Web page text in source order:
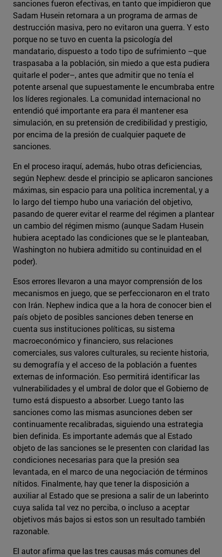
sanciones fueron efectivas, en tanto que impidieron que
Sadam Husein retornara a un programa de armas de
destrucción masiva, pero no evitaron una guerra. Y esto
porque no se tuvo en cuenta la psicología del
mandatario, dispuesto a todo tipo de sufrimiento –que
traspasaba a la población, sin miedo a que esta pudiera
quitarle el poder–, antes que admitir que no tenía el
potente arsenal que supuestamente le encumbraba entre
los líderes regionales. La comunidad internacional no
entendió qué importante era para él mantener esa
simulación, en su pretensión de credibilidad y prestigio,
por encima de la presión de cualquier paquete de
sanciones.
En el proceso iraquí, además, hubo otras deficiencias,
según Nephew: desde el principio se aplicaron sanciones
máximas, sin espacio para una política incremental, y a
lo largo del tiempo hubo una variación del objetivo,
pasando de querer evitar el rearme del régimen a plantear
un cambio del régimen mismo (aunque Sadam Husein
hubiera aceptado las condiciones que se le planteaban,
Washington no hubiera admitido su continuidad en el
poder).
Esos errores llevaron a una mayor comprensión de los
mecanismos en juego, que se perfeccionaron en el trato
con Irán. Nephew indica que a la hora de conocer bien el
país objeto de posibles sanciones deben tenerse en
cuenta sus instituciones políticas, su sistema
macroeconómico y financiero, sus relaciones
comerciales, sus valores culturales, su reciente historia,
su demografía y el acceso de la población a fuentes
externas de información. Eso permitirá identificar las
vulnerabilidades y el umbral de dolor que el Gobierno de
turno está dispuesto a absorber. Luego tanto las
sanciones como las mismas asunciones deben ser
continuamente recalibradas, siguiendo una estrategia
bien definida. Es importante además que al Estado
objeto de las sanciones se le presenten con claridad las
condiciones necesarias para que la presión sea
levantada, en el marco de una negociación de términos
nítidos. Finalmente, hay que tener la disposición a
auxiliar al Estado que se presiona a salir de un laberinto
cuya salida tal vez no perciba, o incluso a aceptar
objetivos más bajos si estos son un resultado también
razonable.
El autor afirma que las tres causas más comunes del